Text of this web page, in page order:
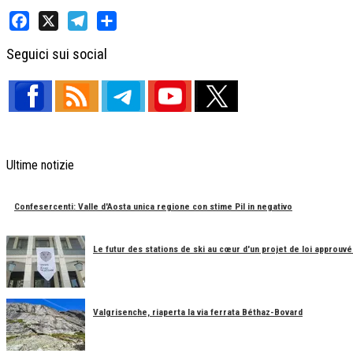
Seguici sui social
Ultime notizie
Confesercenti: Valle d'Aosta unica regione con stime Pil in negativo
Le futur des stations de ski au cœur d'un projet de loi approuvé
Valgrisenche, riaperta la via ferrata Béthaz-Bovard